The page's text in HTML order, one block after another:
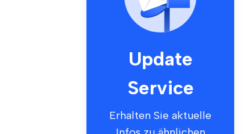
Update
Service
Erhalten Sie aktuelle